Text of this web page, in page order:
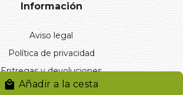
Añadir a la cesta
Información
Aviso legal
Política de privacidad
Entregas y devoluciones
Desistimiento